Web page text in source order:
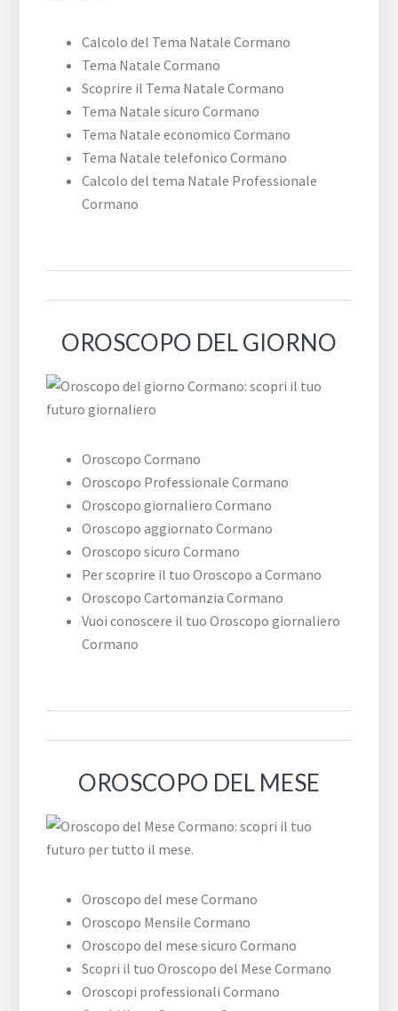
Calcolo del Tema Natale Cormano
Tema Natale Cormano
Scoprire il Tema Natale Cormano
Tema Natale sicuro Cormano
Tema Natale economico Cormano
Tema Natale telefonico Cormano
Calcolo del tema Natale Professionale
Cormano
OROSCOPO DEL GIORNO
Oroscopo Cormano
Oroscopo Professionale Cormano
Oroscopo giornaliero Cormano
Oroscopo aggiornato Cormano
Oroscopo sicuro Cormano
Per scoprire il tuo Oroscopo a Cormano
Oroscopo Cartomanzia Cormano
Vuoi conoscere il tuo Oroscopo giornaliero
Cormano
OROSCOPO DEL MESE
Oroscopo del mese Cormano
Oroscopo Mensile Cormano
Oroscopo del mese sicuro Cormano
Scopri il tuo Oroscopo del Mese Cormano
Oroscopi professionali Cormano